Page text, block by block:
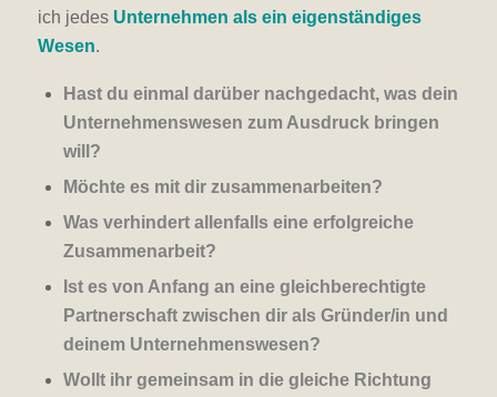
ich jedes Unternehmen als ein eigenständiges
Wesen.
Hast du einmal darüber nachgedacht, was dein
Unternehmenswesen zum Ausdruck bringen
will?
Möchte es mit dir zusammenarbeiten?
Was verhindert allenfalls eine erfolgreiche
Zusammenarbeit?
Ist es von Anfang an eine gleichberechtigte
Partnerschaft zwischen dir als Gründer/in und
deinem Unternehmenswesen?
Wollt ihr gemeinsam in die gleiche Richtung